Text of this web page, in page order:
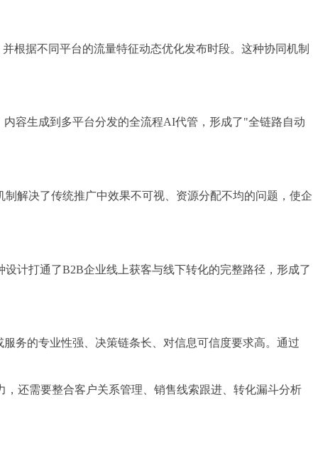
根据不同平台的流量特征动态优化发布时段。这种协同机制
容生成到多平台分发的全流程AI代管，形成了"全链路自动
解决了传统推广中效果不可视、资源分配不均的问题，使企
计打通了B2B企业线上获客与线下转化的完整路径，形成了
务的专业性强、决策链条长、对信息可信度要求高。通过
还需要整合客户关系管理、销售线索跟进、转化漏斗分析